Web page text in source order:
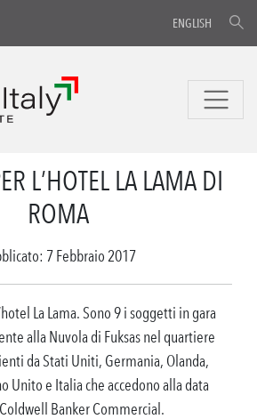
ENGLISH
L’HOTEL LA LAMA DI
ROMA
7 Febbraio 2017
La Lama. Sono 9 i soggetti in gara
alla Nuvola di Fuksas nel quartiere
da Stati Uniti, Germania, Olanda,
Unito e Italia che accedono alla data
Banker Commercial.